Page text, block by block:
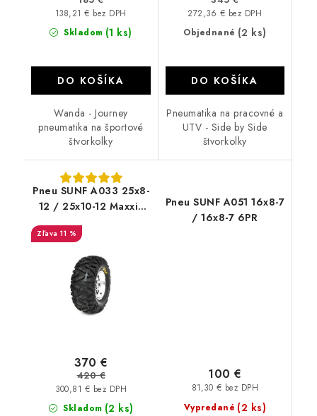
Skladom (1 ks)
138,21 € bez DPH
DO KOŠÍKA
Wanda - Journey
pneumatika na športové
štvorkolky
Objednané (2 ks)
272,36 € bez DPH
DO KOŠÍKA
Pneumatika na pracovné a
UTV - Side by Side
štvorkolky
Pneu SUNF A033 25x8-
12 / 25x10-12 Maxxis
11 %
Skladom (2 ks)
300,81 € bez DPH
370 €
420 €
Pneu SUNF A051 16x8-7
/ 16x8-7 6PR
Vypredané (2 ks)
81,30 € bez DPH
100 €